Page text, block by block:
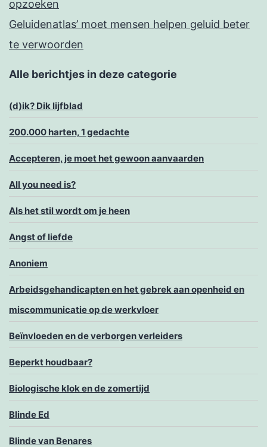
opzoeken
Geluidenatlas’ moet mensen helpen geluid beter
te verwoorden
Alle berichtjes in deze categorie
(d)ik? Dik lijfblad
200.000 harten, 1 gedachte
Accepteren, je moet het gewoon aanvaarden
All you need is?
Als het stil wordt om je heen
Angst of liefde
Anoniem
Arbeidsgehandicapten en het gebrek aan openheid en
miscommunicatie op de werkvloer
Beïnvloeden en de verborgen verleiders
Beperkt houdbaar?
Biologische klok en de zomertijd
Blinde Ed
Blinde van Benares